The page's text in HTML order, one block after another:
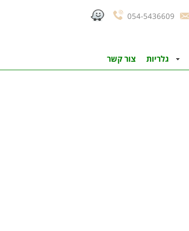
גלריות צור קשר
054-5436609